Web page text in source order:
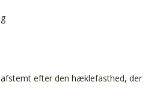
efter den hæklefasthed, der